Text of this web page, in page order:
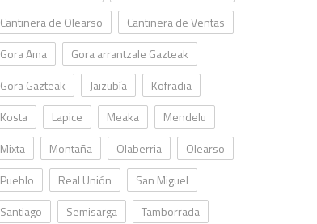
Cantinera de Olearso
Cantinera de Ventas
Gora Ama
Gora arrantzale Gazteak
Gora Gazteak
Jaizubía
Kofradia
Kosta
Lapice Meaka
Mendelu
Mixta
Montaña Olaberria
Olearso
Pueblo
Real Unión
San Miguel
Santiago
Semisarga
Tamborrada